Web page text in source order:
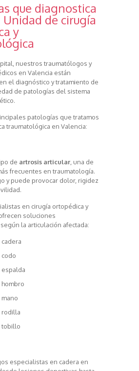
que diagnostica
de cirugía
y
nuestros traumatólogos y
en Valencia están
el diagnóstico y tratamiento de
de patologías del sistema
patologías que tratamos
traumatológica en Valencia:
de artrosis articular, una de
frecuentes en traumatología.
y puede provocar dolor, rigidez
en cirugía ortopédica y
soluciones
la articulación afectada:
rodilla
tobillo
especialistas en cadera en